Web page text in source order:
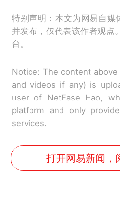
特别声明：本文为网易自媒
并发布，仅代表该作者观点
台。
Notice: The content
and videos if any) is
user of NetEase Hao,
platform and only
services.
打开网易新闻，